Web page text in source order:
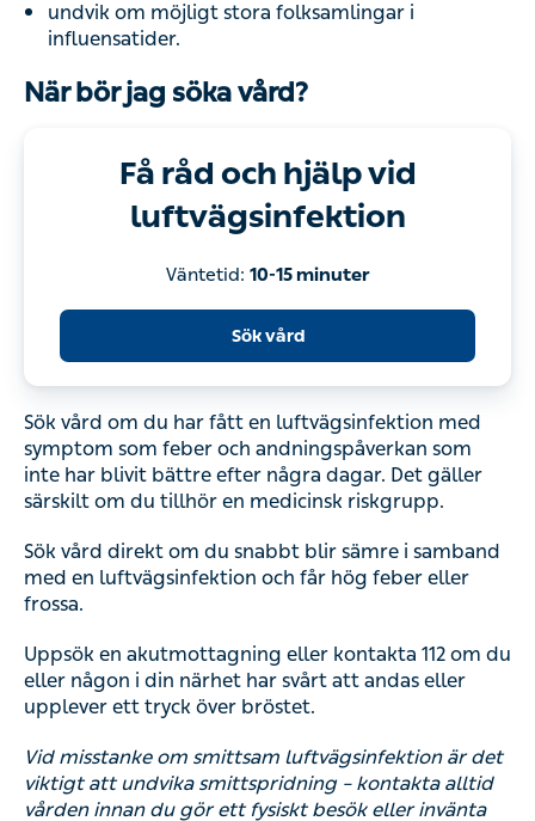
undvik om möjligt stora folksamlingar i
influensatider.
När bör jag söka vård?
Få råd och hjälp vid
luftvägsinfektion
Väntetid: 10-15 minuter
Sök vård
Sök vård om du har fått en luftvägsinfektion med
symptom som feber och andningspåverkan som
inte har blivit bättre efter några dagar. Det gäller
särskilt om du tillhör en medicinsk riskgrupp.
Sök vård direkt om du snabbt blir sämre i samband
med en luftvägsinfektion och får hög feber eller
frossa.
Uppsök en akutmottagning eller kontakta 112 om du
eller någon i din närhet har svårt att andas eller
upplever ett tryck över bröstet.
Vid misstanke om smittsam luftvägsinfektion är det
viktigt att undvika smittspridning – kontakta alltid
vården innan du gör ett fysiskt besök eller invänta